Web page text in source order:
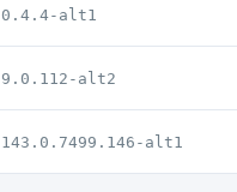
0.4.4-alt1
9.0.112-alt2
143.0.7499.146-alt1